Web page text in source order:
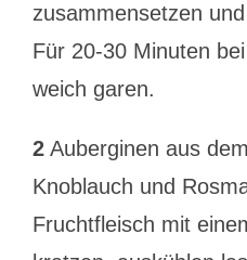
zusammensetzen
Für 20-30 Minuten
weich garen.
2Auberginen aus
Knoblauch und
Fruchtfleisch mit